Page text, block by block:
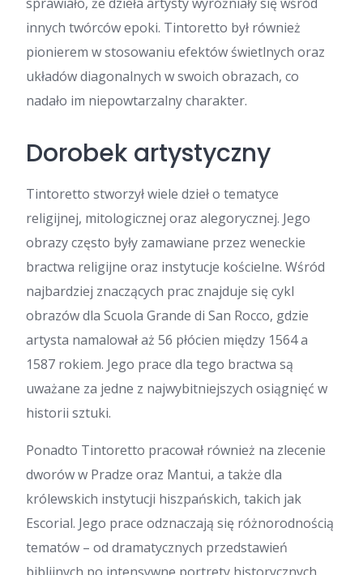
innych twórców epoki. Tintoretto był również
pionierem w stosowaniu efektów świetlnych oraz
układów diagonalnych w swoich obrazach, co
nadało im niepowtarzalny charakter.
Dorobek artystyczny
Tintoretto stworzył wiele dzieł o tematyce
religijnej, mitologicznej oraz alegorycznej. Jego
obrazy często były zamawiane przez weneckie
bractwa religijne oraz instytucje kościelne. Wśród
najbardziej znaczących prac znajduje się cykl
obrazów dla Scuola Grande di San Rocco, gdzie
artysta namalował aż 56 płócien między 1564 a
1587 rokiem. Jego prace dla tego bractwa są
uważane za jedne z najwybitniejszych osiągnięć w
historii sztuki.
Ponadto Tintoretto pracował również na zlecenie
dworów w Pradze oraz Mantui, a także dla
królewskich instytucji hiszpańskich, takich jak
Escorial. Jego prace odznaczają się różnorodnością
tematów – od dramatycznych przedstawień